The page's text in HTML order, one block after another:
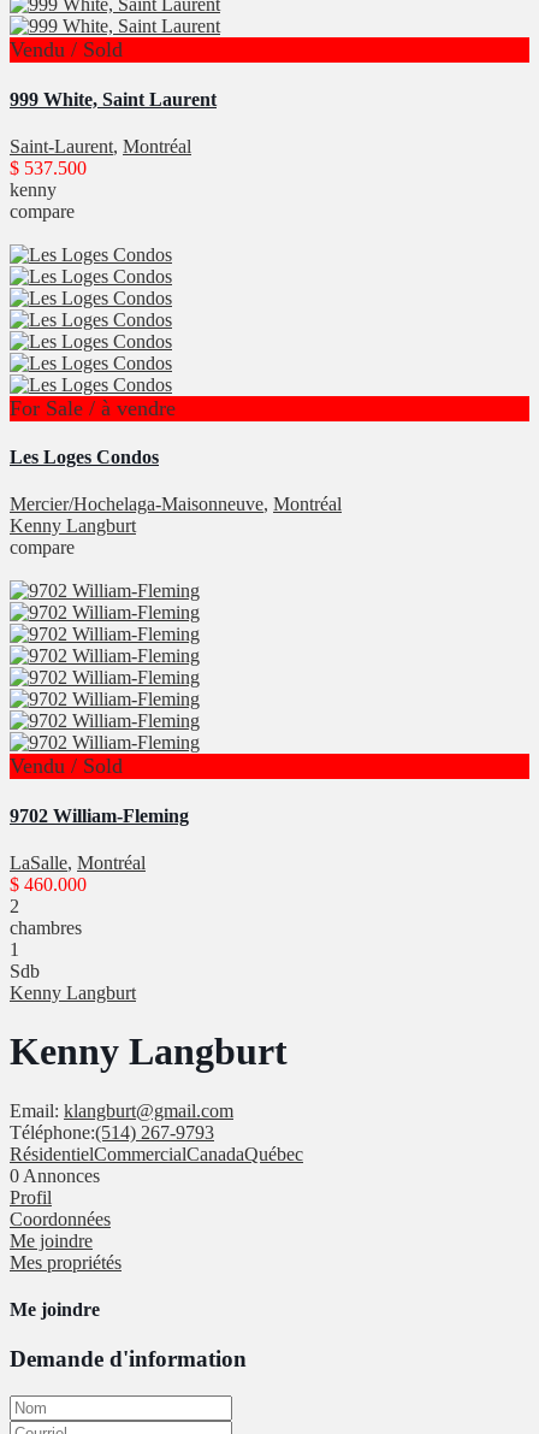
Vendu / Sold
999 White, Saint Laurent
Saint-Laurent, Montréal
$ 537.500
kenny
compare
For Sale / à vendre
Les Loges Condos
Mercier/Hochelaga-Maisonneuve, Montréal
Kenny Langburt
compare
Vendu / Sold
9702 William-Fleming
LaSalle, Montréal
$ 460.000
2
chambres
1
Sdb
Kenny Langburt
Kenny Langburt
Email: klangburt@gmail.com
Téléphone:(514) 267-9793
RésidentielCommercialCanadaQuébec
0 Annonces
Profil
Coordonnées
Me joindre
Mes propriétés
Me joindre
Demande d'information